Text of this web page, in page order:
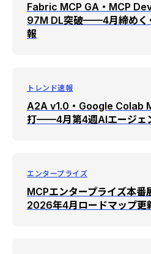
Fabric MCP GA・MCP
97M DL突破——4月締めく
報
トレンド速報
A2A v1.0・Google Colab
打——4月第4週AIエージェ
エンタープライズ
MCPエンタープライズ本
2026年4月ロードマップ更